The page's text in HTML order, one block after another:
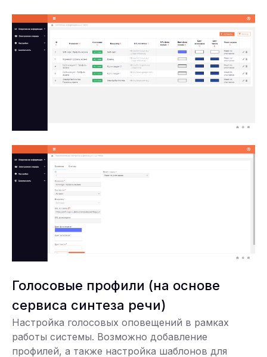
Голосовые профили (на основе
сервиса синтеза речи)
Настройка голосовых оповещений в рамках
работы системы. Возможно добавление
профилей, а также настройка шаблонов для